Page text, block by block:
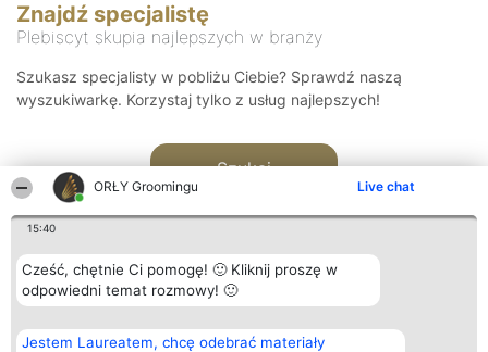
ORŁY Groomingu Live chat
15:40
Cześć, chętnie Ci pomogę! 🙂 Kliknij proszę w
odpowiedni temat rozmowy! 🙂
Jestem Laureatem, chcę odebrać materiały
Znajdź specjalistę
Plebiscyt skupia najlepszych w branży
Szukasz specjalisty w pobliżu Ciebie? Sprawdź naszą
wyszukiwarkę. Korzystaj tylko z usług najlepszych!
Szukaj
Organizator plebiscytu
Bright Side Solutions sp. z o.
Plebiscyt
Laureaci
Kontakt
Kontakt